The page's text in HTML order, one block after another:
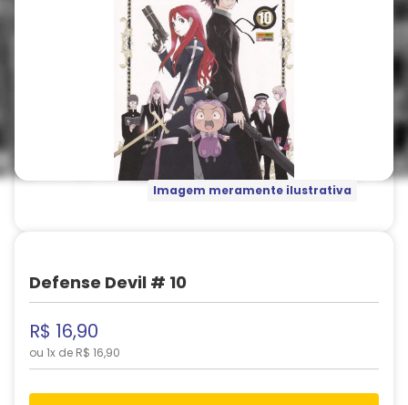
Imagem meramente ilustrativa
Defense Devil # 10
R$ 16,90
ou 1x de R$ 16,90